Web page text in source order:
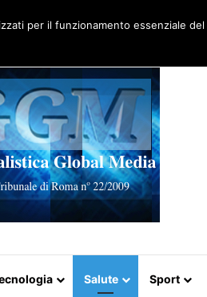
aleatório
Salute Sport
per il funzionamento essenziale